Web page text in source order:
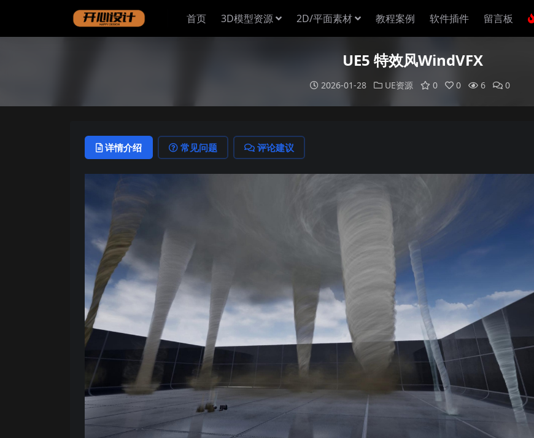
首页 3D模型资源 2D/平面素材 教程案例 软件插件 留言板
UE5 特效风WindVFX
2026-01-28 UE资源 0 0 6 0
详情介绍 常见问题 评论建议